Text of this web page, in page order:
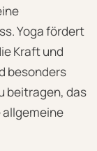
Yoga fördert
Kraft und
besonders
beitragen, das
allgemeine